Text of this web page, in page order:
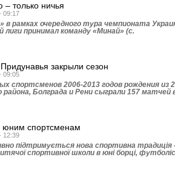
только ничья
09:17
в рамках очередного тура чемпионата
лиги принимал команду «Минай» (с.
закрыли сезон
09:05
спортсменов 2006-2013 годов рождения из
района, Болграда и Рени сыграли 157
юним спортсменам
12:39
підтримується нова спортивна традиція
спортивної школи в юні борці,